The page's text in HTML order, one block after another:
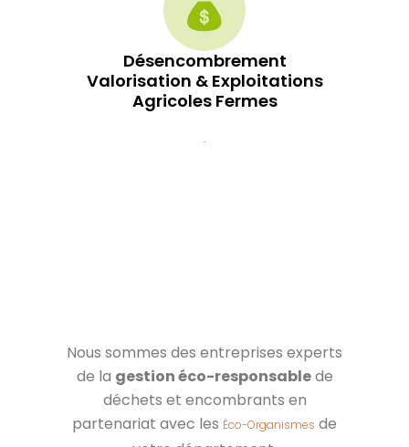
Désencombrement
Valorisation & Exploitations
Agricoles Fermes
.
Nous sommes des entreprises experts
de la gestion éco-responsablede
déchets et encombrants en
partenariat avec les Éco-Organismes de